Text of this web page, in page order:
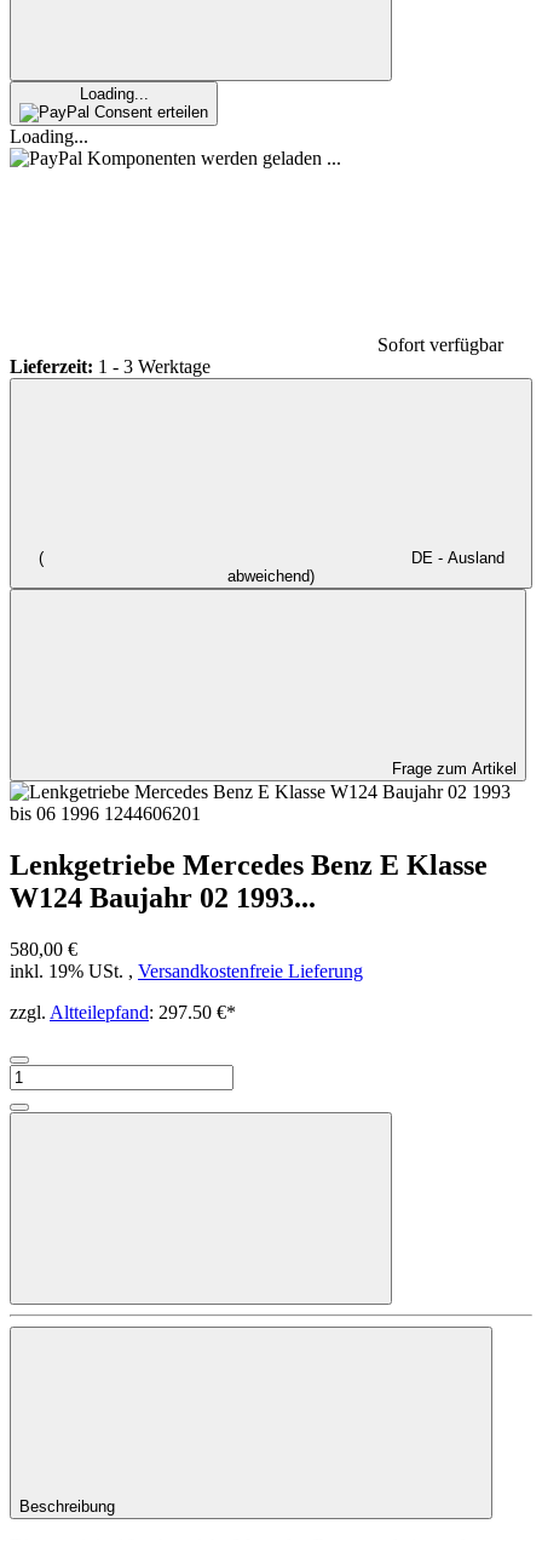
Loading...
Consent erteilen
Loading...
Komponenten werden geladen ...
Sofort verfügbar
Lieferzeit: 1 - 3 Werktage
(
DE - Ausland
abweichend)
Frage zum Artikel
Lenkgetriebe Mercedes Benz E Klasse
W124 Baujahr 02 1993...
580,00 €
inkl. 19% USt. , Versandkostenfreie Lieferung
zzgl. Altteilepfand: 297.50 €*
Beschreibung